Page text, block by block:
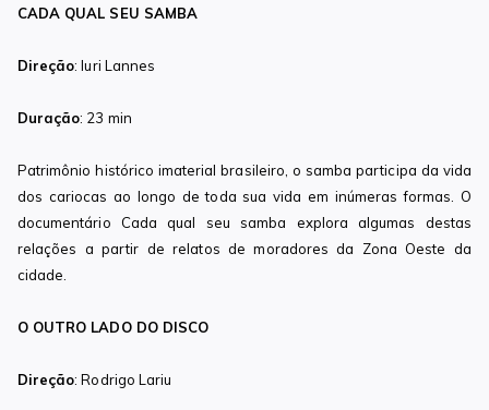
CADA QUAL SEU SAMBA
Direção: Iuri Lannes
Duração: 23 min
Patrimônio histórico imaterial brasileiro, o samba participa da vida
dos cariocas ao longo de toda sua vida em inúmeras formas. O
documentário Cada qual seu samba explora algumas destas
relações a partir de relatos de moradores da Zona Oeste da
cidade.
O OUTRO LADO DO DISCO
Direção: Rodrigo Lariu